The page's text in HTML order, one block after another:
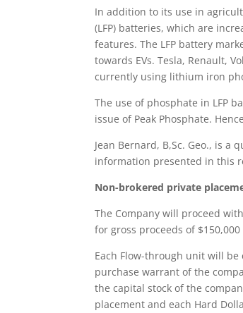
In addition to its use in
(LFP) batteries, which are
features. The LFP battery
towards EVs. Tesla, Renault,
currently using lithium iron
The use of phosphate in LFP
issue of Peak Phosphate.
Jean Bernard, B,Sc. Geo., is
information presented in this
Non-brokered private
The Company will proceed
for gross proceeds of
Each Flow-through unit will
purchase warrant of the
the capital stock of the
placement and each Hard